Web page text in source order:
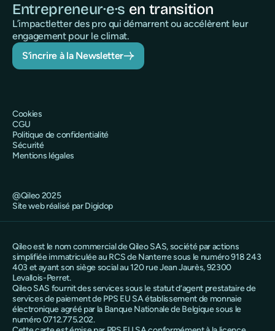
Entrepreneur·e·s en transition
L’impactletter des pro qui démarrent ou accélèrent leur
engagement pour le climat.
S’incrire à la Newsletter
@Qileo 2025
Site web réalisé par Digidop
Cookies
CGU
Politique de confidentialité
Sécurité
Mentions légales
Qileo est le nom commercial de Qileo SAS, société par actions
simplifiée immatriculée au RCS de Nanterre sous le numéro 918 243
403 et ayant son siège social au 120 rue Jean Jaurès, 92300
Levallois-Perret.
Qileo SAS fournit des services sous le statut d’agent prestataire de
services de paiement de PPS EU SA établissement de monnaie
électronique agréé par la Banque Nationale de Belgique sous le
numéro 0712.775.202.